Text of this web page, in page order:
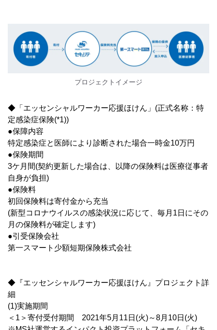
プロジェクトイメージ
◆「エッセンシャルワーカー応援ほけん」(正式名称：特
定感染症保険(*1))
●保障内容
特定感染症と医師により診断された場合一時金10万円
●保険期間
3ケ月間(契約更新した場合は、以降の保険料は医療従事者
自身が負担)
●保険料
初回保険料は寄付金から充当
(新型コロナウイルスの感染状況に応じて、毎月1日にその
月の保険料が確定します)
●引受保険会社
第一スマート少額短期保険株式会社
◆『エッセンシャルワーカー応援ほけん』プロジェクト詳
細
(1)実施期間
＜1＞寄付受付期間 2021年5月11日(火)～8月10日(火)